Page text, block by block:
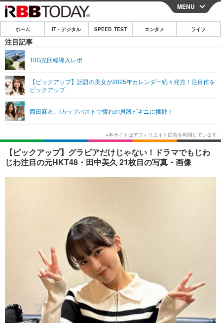
CLOSE
ホーム
IT・デジタル
ネタ
ショッピング その他
SPEED TEST
エンタメ
エンタメTOP 映画・ドラマ
韓国・芸能
音楽 スポーツ
ライフ
ライフTOP グルメ
ペット ショッピング
その他
リリース一覧
プッシュ通知の停止方法
MENU
ホーム IT・デジタル SPEED TEST エンタメ ライフ
注目記事
10G光回線導入レポ
【ピックアップ】話題の美女が2025年カレンダー続々発売！注目作を
ピックアップ
西田麻衣、Iカップバストで憧れの貝殻ビキニに挑戦！
【ピックアップ】グラビアだけじゃない！ドラマでもじわ
じわ注目の元HKT48・田中美久 21枚目の写真・画像